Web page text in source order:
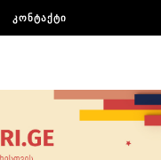
ᲙᲝᲜᲢᲐᲥᲢᲘ